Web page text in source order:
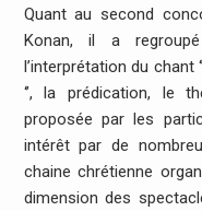
Quant au second
Konan, il a
l’interprétation du chant
‘’, la prédication, le
proposée par les
intérêt par de
chaine chrétienne
dimension des